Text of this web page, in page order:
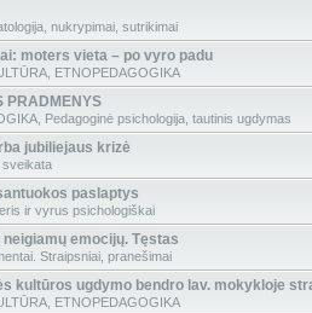
nukrypimai, sutrikimai
moters vieta – po vyro padu
ETNOPEDAGOGIKA
PRADMENYS
Pedagoginė psichologija, tautinis ugdymas
jubiliejaus krizė
sveikata
paslaptys
ir vyrus psichologiškai
emocijų. Tęstas
Straipsniai, pranešimai
kultūros ugdymo bendro lav. mokykloje
ETNOPEDAGOGIKA